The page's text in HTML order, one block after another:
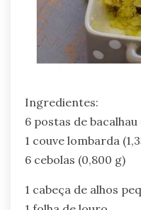
Ingredientes:
6 postas de
1 couve lombarda
6 cebolas (0,800 g)
1 cabeça de alhos